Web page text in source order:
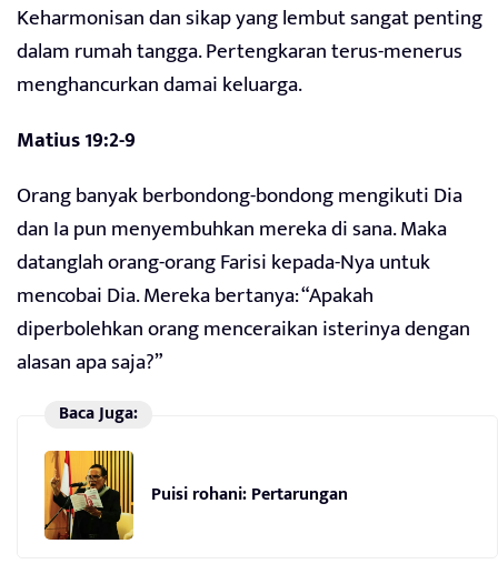
Keharmonisan dan sikap yang lembut sangat penting
dalam rumah tangga. Pertengkaran terus-menerus
menghancurkan damai keluarga.
Matius 19:2-9
Orang banyak berbondong-bondong mengikuti Dia
dan Ia pun menyembuhkan mereka di sana. Maka
datanglah orang-orang Farisi kepada-Nya untuk
mencobai Dia. Mereka bertanya: “Apakah
diperbolehkan orang menceraikan isterinya dengan
alasan apa saja?”
Baca Juga:
Puisi rohani: Pertarungan